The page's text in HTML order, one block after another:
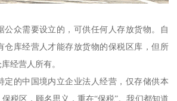
公众需要设立的，可供任何人存放货物。自
仓库经营人才能存放货物的保税区库，但所
经营人所有。
定的中国境内立企业法人经营，仅存储供本
税区，顾名思义，重在“保税”。我们都知道